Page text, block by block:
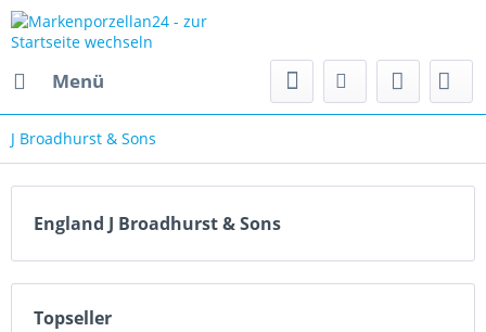
Menü
J Broadhurst & Sons
England J Broadhurst & Sons
Topseller